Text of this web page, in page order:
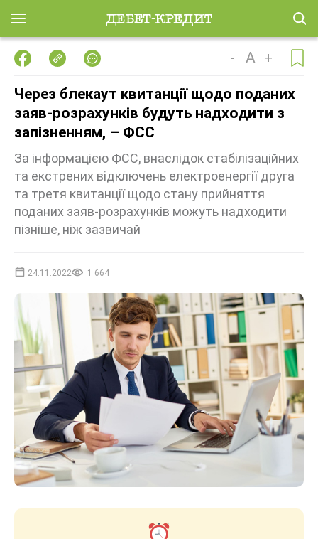
- A +
Через блекаут квитанції щодо поданих
заяв-розрахунків будуть надходити з
запізненням, – ФСС
За інформацією ФСС, внаслідок стабілізаційних
та екстрених відключень електроенергії друга
та третя квитанції щодо стану прийняття
поданих заяв-розрахунків можуть надходити
пізніше, ніж зазвичай
24.11.2022 1 664